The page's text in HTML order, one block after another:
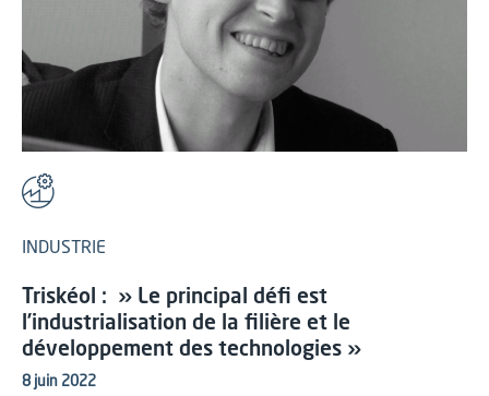
INDUSTRIE
Triskéol : » Le principal défi est
l’industrialisation de la filière et le
développement des technologies »
8 juin 2022